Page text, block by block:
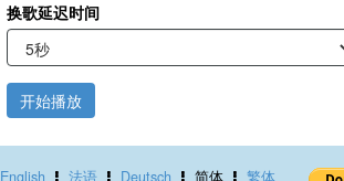
换歌延迟时间
开始播放
English 法语 Deutsch 简体 繁体